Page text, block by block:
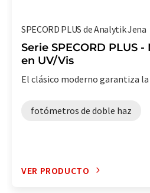
SPECORD PLUS de Analytik Jena
Serie SPECORD PLUS
en UV/Vis
El clásico moderno garantiza
fotómetros de doble haz
VER PRODUCTO